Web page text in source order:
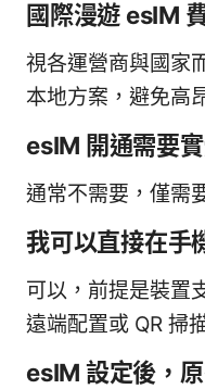
國際漫遊 esIM
視各運營商與國家
本地方案，避免高
esIM 開通需要
通常不需要，僅需
我可以直接在手
可以，前提是裝置
遠端配置或 QR 掃
esIM 設定後，